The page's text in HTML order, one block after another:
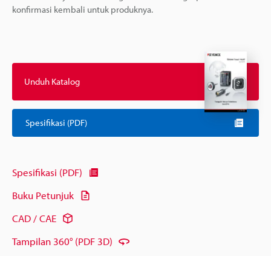
konfirmasi kembali untuk produknya.
Unduh Katalog
Spesifikasi (PDF)
Spesifikasi (PDF)
Buku Petunjuk
CAD / CAE
Tampilan 360° (PDF 3D)